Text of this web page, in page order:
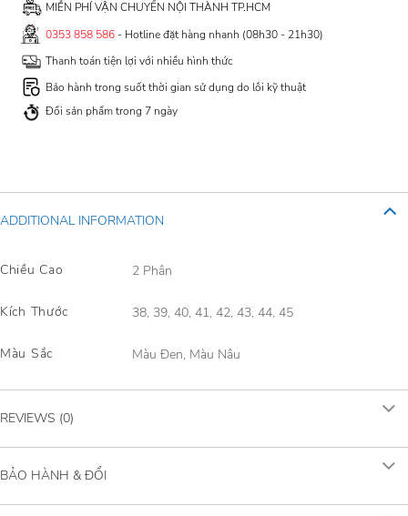
MIỄN PHÍ VẬN CHUYỂN NỘI THÀNH TP.HCM
0353 858 586- Hotline đặt hàng nhanh (08h30 - 21h30)
Thanh toán tiện lợi với nhiều hình thức
Bảo hành trong suốt thời gian sử dụng do lỗi kỹ thuật
Đổi sản phẩm trong 7 ngày
ADDITIONAL INFORMATION
Chiều Cao 2 Phân
Kích Thước 38, 39, 40, 41, 42, 43, 44, 45
Màu Sắc Màu Đen, Màu Nâu
REVIEWS (0)
BẢO HÀNH & ĐỔI